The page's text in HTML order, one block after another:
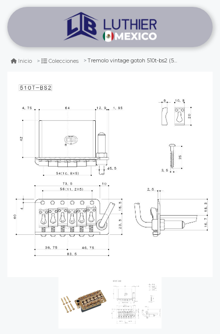
Inicio Colecciones Tremolo vintage gotoh 510t-bs2 (54mm) color gold